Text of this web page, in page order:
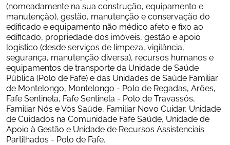
(nomeadamente na sua construção, equipamento e
manutenção), gestão, manutenção e conservação do
edificado e equipamento não médico afeto e fixo ao
edificado, propriedade dos imóveis, gestão e apoio
logístico (desde serviços de limpeza, vigilância,
segurança, manutenção diversa), recursos humanos e
equipamentos de transporte da Unidade de Saúde
Pública (Polo de Fafe) e das Unidades de Saúde Familiar
de Montelongo, Montelongo - Polo de Regadas, Arões,
Fafe Sentinela, Fafe Sentinela - Polo de Travassós,
Familiar Nós e Vós Saúde, Familiar Novo Cuidar, Unidade
de Cuidados na Comunidade Fafe Saúde, Unidade de
Apoio à Gestão e Unidade de Recursos Assistenciais
Partilhados - Polo de Fafe.